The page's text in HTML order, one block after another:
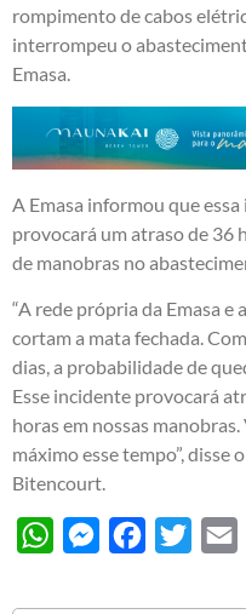
rompimento de cabos
interrompeu o
Emasa.
A Emasa informou que
provocará um atraso de 36
de manobras no
“A rede própria da Emasa e
cortam a mata fechada.
dias, a probabilidade de
Esse incidente provocará
horas em nossas
máximo esse tempo”, disse
Bitencourt.
WhatsAppMessengerFacebook
Twitter